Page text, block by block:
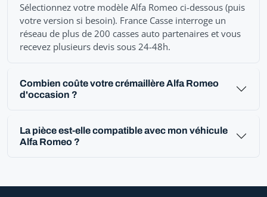
Sélectionnez votre modèle Alfa Romeo ci-dessous (puis
votre version si besoin). France Casse interroge un
réseau de plus de 200 casses auto partenaires et vous
recevez plusieurs devis sous 24-48h.
Combien coûte votre crémaillère Alfa Romeo
d'occasion ?
La pièce est-elle compatible avec mon véhicule
Alfa Romeo ?